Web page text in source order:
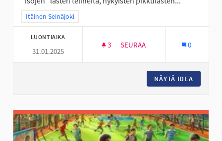
Rajaa tulokset teeman mukaan: Itäinen Seinäjoki
Itäinen Seinäjoki
LUONTIAIKA
31.01.2025
3 3 SEURAAJAA
SEURAA 0
NÄYTÄ IDEA